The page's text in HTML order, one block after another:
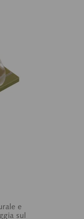
e
sul